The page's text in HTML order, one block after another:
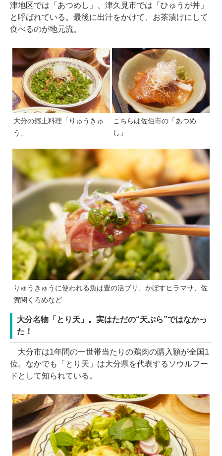
津地区では「あつめし」、津久見市では「ひゅうが丼」
と呼ばれている。最後に出汁をかけて、お茶漬けにして
食べるのが地元流。
大分の郷土料理「りゅうきゅ
う」
こちらは佐伯市の「あつめ
し」
りゅうきゅうに使われる魚は豊の活ブリ、かぼすヒラマサ、佐
賀関くろめなど
大分名物「とり天」。実はただの“天ぷら”ではなかっ
た！
大分市は1年間の一世帯当たりの鶏肉の購入額が全国1
位。なかでも「とり天」は大分県を代表するソウルフー
ドとして知られている。